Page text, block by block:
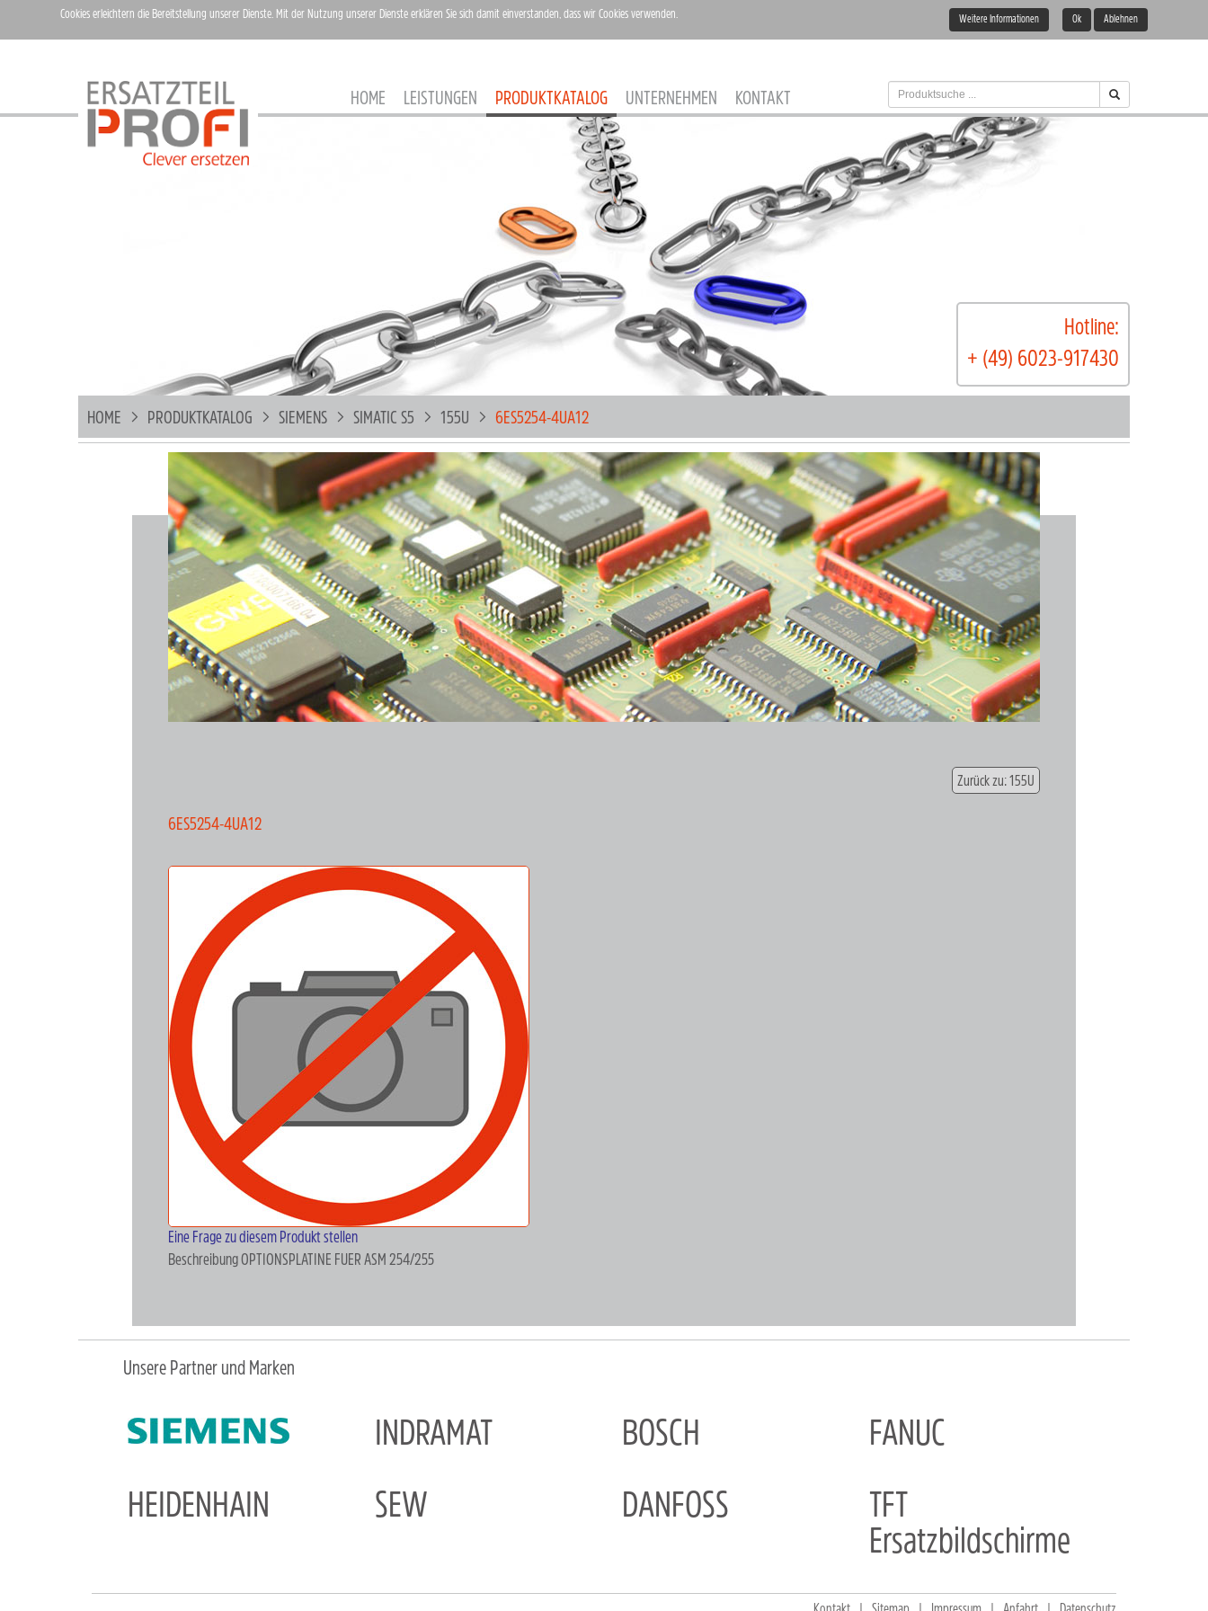
HOME LEISTUNGEN PRODUKTKATALOG UNTERNEHMEN KONTAKT
Hotline:
+ (49) 6023-917430
HOME PRODUKTKATALOG SIEMENS SIMATIC S5 155U 6ES5254-4UA12
Zurück zu: 155U
6ES5254-4UA12
Eine Frage zu diesem Produkt stellen
BeschreibungOPTIONSPLATINE FUER ASM 254/255
Unsere Partner und Marken
INDRAMAT BOSCH
FANUC
HEIDENHAIN
SEW DANFOSS
TFT
Ersatzbildschirme
Cookies erleichtern die Bereitstellung unserer Dienste. Mit der Nutzung unserer Dienste erklären Sie sich damit einverstanden, dass wir Cookies verwenden. Weitere Informationen Ok Ablehnen